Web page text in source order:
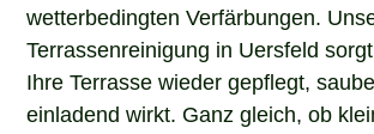
wetterbedingten Verfärbungen.
Terrassenreinigung in Uersfeld
Ihre Terrasse wieder gepflegt,
einladend wirkt. Ganz gleich, ob